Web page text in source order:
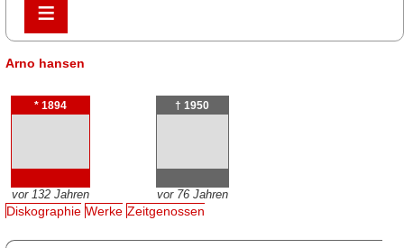
≡
≡
Arno hansen
* 1894
vor 132 Jahren
† 1950
vor 76 Jahren
Diskographie Werke Zeitgenossen